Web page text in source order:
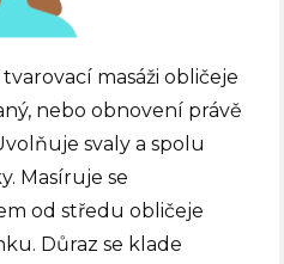
masáži obličeje
nebo obnovení právě
svaly a spolu
Masíruje se
od středu obličeje
Důraz se klade